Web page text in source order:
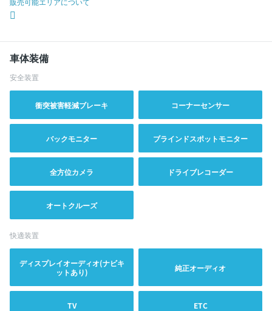
車体装備
安全装置
衝突被害軽減ブレーキ コーナーセンサー
バックモニター ブラインドスポットモニター
全方位カメラ ドライブレコーダー
オートクルーズ
快適装置
ディスプレイオーディオ(ナビキ
ットあり)
純正オーディオ
TV ETC